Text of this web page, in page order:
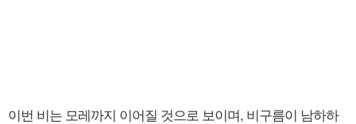
이번 비는 모레까지 이어질 것으로 보이며, 비구름이 남하하